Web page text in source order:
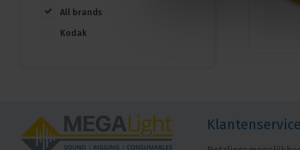
All brands
Kodak
Klantenservice